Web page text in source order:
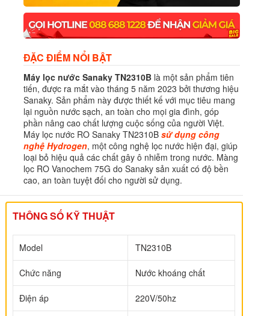
ĐẶC ĐIỂM NỔI BẬT
Máy lọc nước Sanaky TN2310Blà một sản phẩm tiên
tiến, được ra mắt vào tháng 5 năm 2023 bởi thương hiệu
Sanaky. Sản phẩm này được thiết kế với mục tiêu mang
lại nguồn nước sạch, an toàn cho mọi gia đình, góp
phần nâng cao chất lượng cuộc sống của người Việt.
Máy lọc nước RO Sanaky TN2310B sử dụng công
nghệ Hydrogen, một công nghệ lọc nước hiện đại, giúp
loại bỏ hiệu quả các chất gây ô nhiễm trong nước. Màng
lọc RO Vanochem 75G do Sanaky sản xuất có độ bền
cao, an toàn tuyệt đối cho người sử dụng.
THÔNG SỐ KỸ THUẬT
Model TN2310B
Chức năng Nước khoáng chất
Điện áp 220V/50hz